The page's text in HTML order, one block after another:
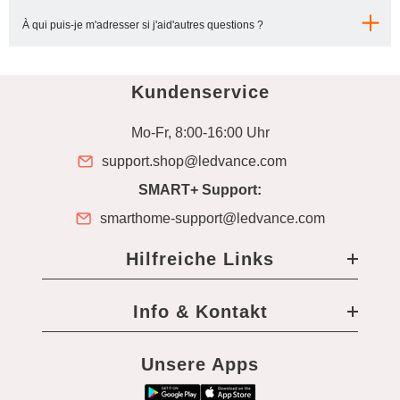
Non. Vérifiez la compatibilité avec votre voiture avant l’achat. Certains
À qui puis-je m'adresser si j'aid'autres questions ?
assistance.shop@ledvance.com. Nos collègues se feront un
Kundenservice
Mo-Fr, 8:00-16:00 Uhr
support.shop@ledvance.com
SMART+ Support:
smarthome-support@ledvance.com
Hilfreiche Links
Info & Kontakt
Unsere Apps